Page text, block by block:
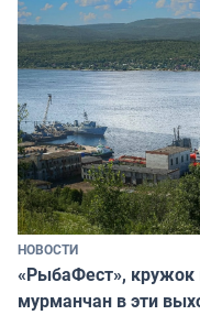
НОВОСТИ
«РыбаФест»,
мурманчан в эти